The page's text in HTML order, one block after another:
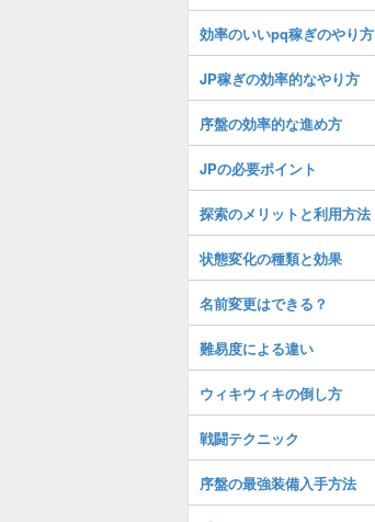
効率のいいpq稼ぎのやり方
JP稼ぎの効率的なやり方
序盤の効率的な進め方
JPの必要ポイント
探索のメリットと利用方法
状態変化の種類と効果
名前変更はできる？
難易度による違い
ウィキウィキの倒し方
戦闘テクニック
序盤の最強装備入手方法